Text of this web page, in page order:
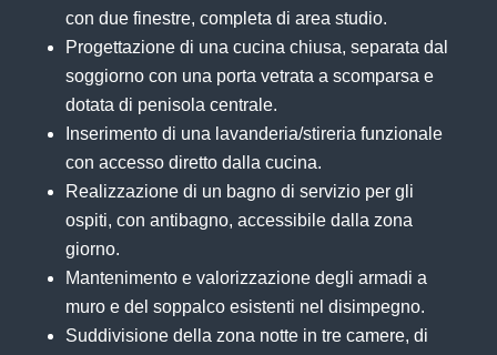
con due finestre, completa di area studio.
Progettazione di una cucina chiusa, separata dal
soggiorno con una porta vetrata a scomparsa e
dotata di penisola centrale.
Inserimento di una lavanderia/stireria funzionale
con accesso diretto dalla cucina.
Realizzazione di un bagno di servizio per gli
ospiti, con antibagno, accessibile dalla zona
giorno.
Mantenimento e valorizzazione degli armadi a
muro e del soppalco esistenti nel disimpegno.
Suddivisione della zona notte in tre camere, di